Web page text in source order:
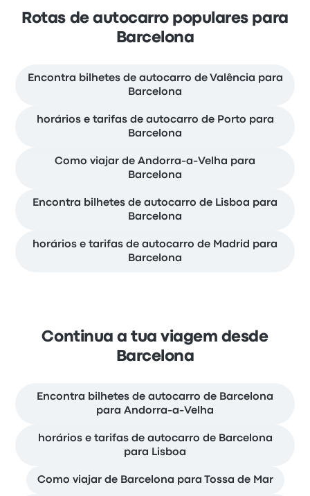
Rotas de autocarro populares para
Barcelona
Encontra bilhetes de autocarro de Valência para
Barcelona
horários e tarifas de autocarro de Porto para
Barcelona
Como viajar de Andorra-a-Velha para
Barcelona
Encontra bilhetes de autocarro de Lisboa para
Barcelona
horários e tarifas de autocarro de Madrid para
Barcelona
Continua a tua viagem desde
Barcelona
Encontra bilhetes de autocarro de Barcelona
para Andorra-a-Velha
horários e tarifas de autocarro de Barcelona
para Lisboa
Como viajar de Barcelona para Tossa de Mar